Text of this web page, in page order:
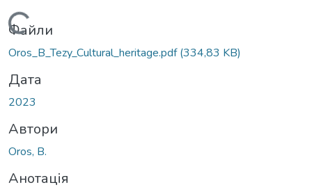
Вантажиться...
Файли
Oros_B_Tezy_Cultural_heritage.pdf(334,83 KB)
Дата
2023
Автори
Oros, B.
Анотація